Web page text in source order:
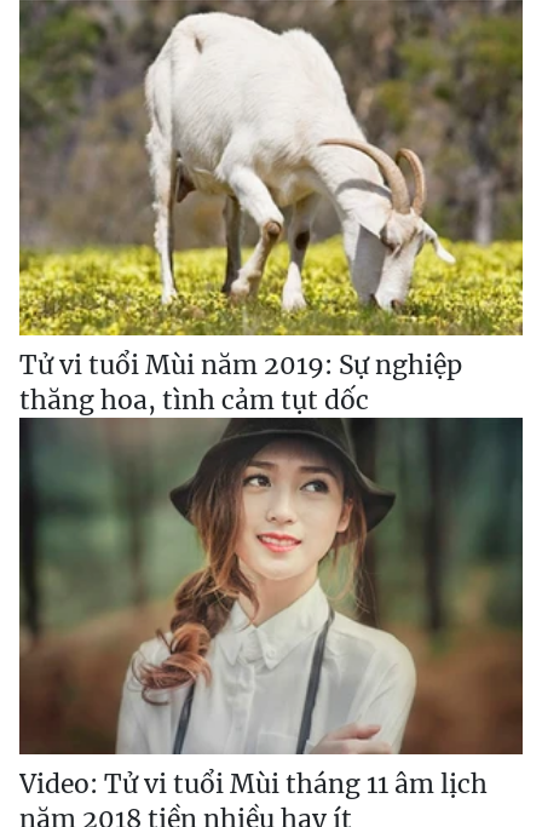
Tử vi tuổi Mùi năm 2019: Sự nghiệp
thăng hoa, tình cảm tụt dốc
Video: Tử vi tuổi Mùi tháng 11 âm lịch
năm 2018 tiền nhiều hay ít